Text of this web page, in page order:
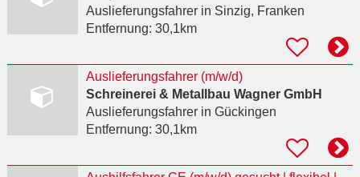
Auslieferungsfahrerin Sinzig, Franken
Entfernung: 30,1km
Auslieferungsfahrer (m/w/d)
Schreinerei & Metallbau Wagner GmbH
Auslieferungsfahrerin Gückingen
Entfernung: 30,1km